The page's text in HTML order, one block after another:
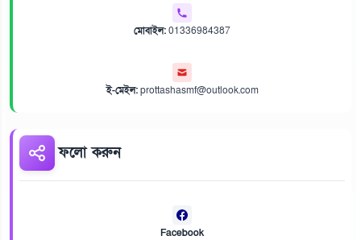
মোবাইল:01336984387
ই-মেইল:prottashasmf@outlook.com
ফলো করুন
Facebook